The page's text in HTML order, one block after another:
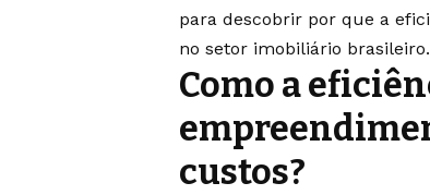
para descobrir por que a
no setor imobiliário brasileiro.
Como a
custos?